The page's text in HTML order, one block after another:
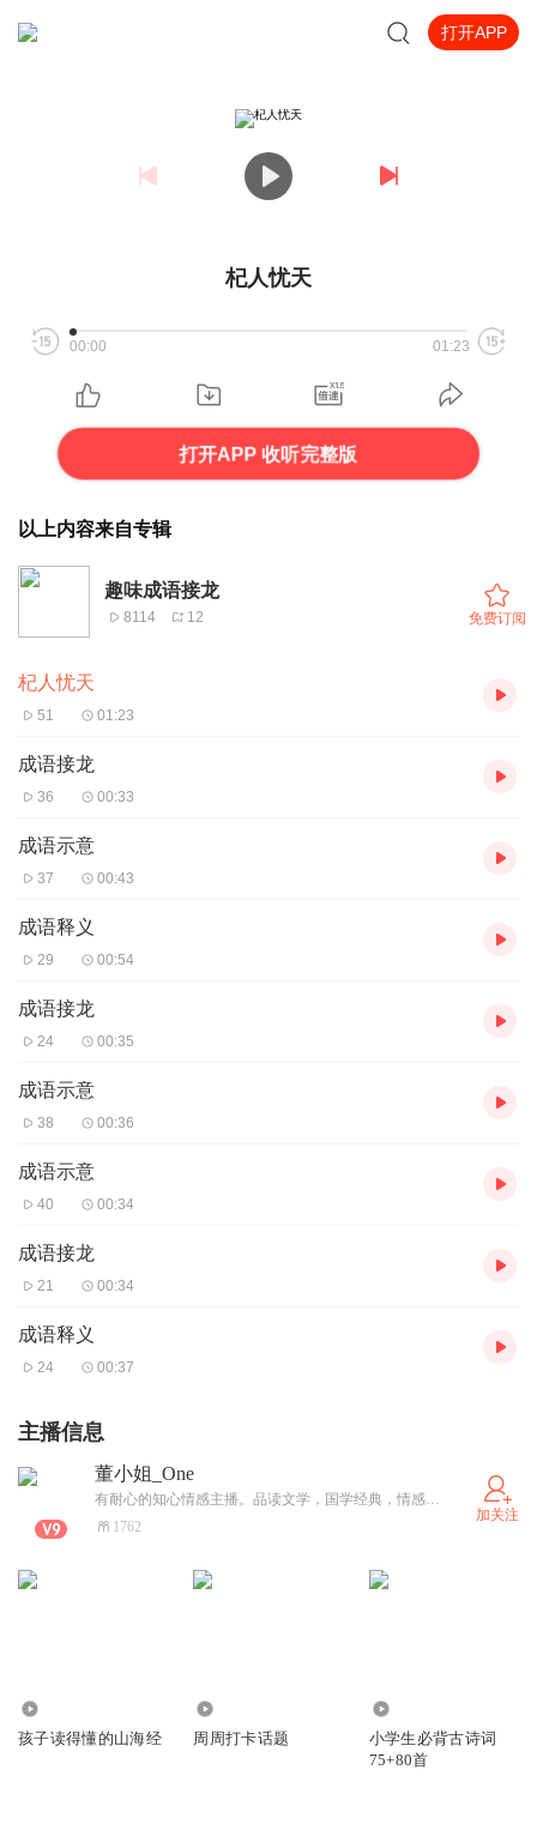
打开APP
杞人忧天
00:00 01:23
打开APP 收听完整版
以上内容来自专辑
趣味成语接龙
8114 12 免费订阅
杞人忧天
51 01:23
成语接龙
36 00:33
成语示意
37 00:43
成语释义
29 00:54
成语接龙
24 00:35
成语示意
38 00:36
成语示意
40 00:34
成语接龙
21 00:34
成语释义
24 00:37
主播信息
董小姐_One
有耐心的知心情感主播。品读文学，国学经典，情感故事，用声音传递温暖和健康，用声音传递能量和爱。关注我陪您入眠，您的点赞和订阅给我动力创作书香哄睡
1762
加关注
孩子读得懂的山海经 周周打卡话题
小学生必背古诗词
75+80首